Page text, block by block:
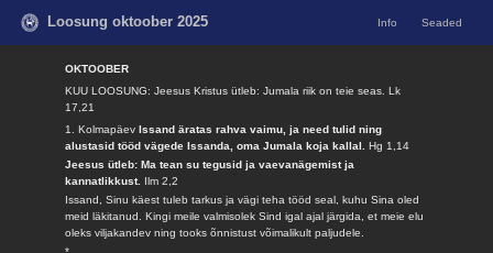
Loosung oktoober 2025 Info Seaded
OKTOOBER
KUU LOOSUNG: Jeesus Kristus ütleb: Jumala riik on teie seas.Lk
17,21
1. KolmapäevIssand äratas rahva vaimu, ja need tulid ning
alustasid tööd vägede Issanda, oma Jumala koja kallal.Hg 1,14
Jeesus ütleb: Ma tean su tegusid ja vaevanägemist ja
kannatlikkust. Ilm 2,2
Issand, Sinu käest tuleb tarkus ja vägi teha tööd seal, kuhu Sina oled
meid läkitanud. Kingi meile valmisolek Sind igal ajal järgida, et meie elu
oleks viljakandev ning tooks õnnistust võimalikult paljudele.